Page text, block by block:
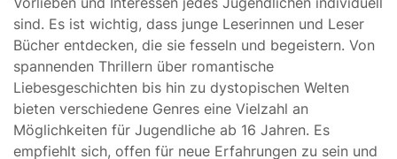
sind. Es ist wichtig, dass junge Leserinnen und Leser
Bücher entdecken, die sie fesseln und begeistern. Von
spannenden Thrillern über romantische
Liebesgeschichten bis hin zu dystopischen Welten
bieten verschiedene Genres eine Vielzahl an
Möglichkeiten für Jugendliche ab 16 Jahren. Es
empfiehlt sich, offen für neue Erfahrungen zu sein und